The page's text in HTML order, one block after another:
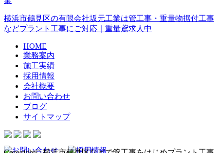
横浜市鶴見区の有限会社坂元工業は管工事・重量物据付工事
などプラント工事にご対応｜重量鳶求人中
HOME
業務案内
施工実績
採用情報
会社概要
お問い合わせ
ブログ
サイトマップ